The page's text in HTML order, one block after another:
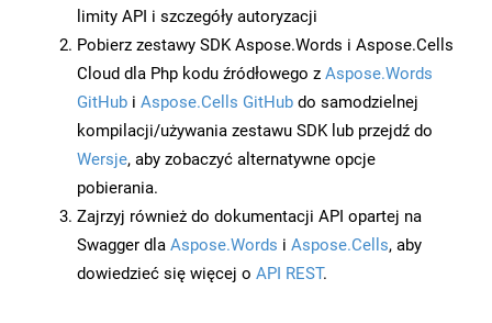
limity API i szczegóły autoryzacji
Pobierz zestawy SDK Aspose.Words i Aspose.Cells
Cloud dla Php kodu źródłowego z Aspose.Words
GitHub i Aspose.Cells GitHub do samodzielnej
kompilacji/używania zestawu SDK lub przejdź do
Wersje, aby zobaczyć alternatywne opcje
pobierania.
Zajrzyj również do dokumentacji API opartej na
Swagger dla Aspose.Words i Aspose.Cells, aby
dowiedzieć się więcej o API REST.